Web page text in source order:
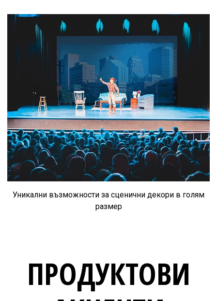
Уникални възможности за сценични декори в голям
размер
ПРОДУКТОВИ